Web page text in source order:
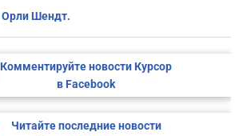
Орли Шендт.
Комментируйте новости Курсор
в Facebook
Читайте последние новости